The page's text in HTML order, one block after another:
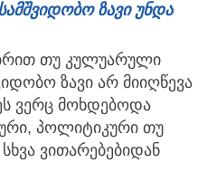
ზავი უნდა
თუ კულუარული
ზავი არ მიიღწევა
ვერც მოხდებოდა
პოლიტიკური თუ
ვითარებებიდან